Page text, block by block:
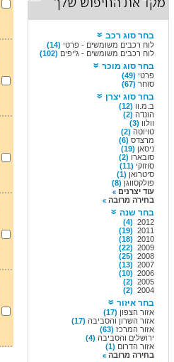
מקד את החיפוש שלך
בחר סוג רכב
לוח רכבים משומשים - פרטי (14)
לוח רכבים משומשים - ג'יפים (102)
בחר סוג מוכר
פרטי (49)
סוחר (67)
בחר סוג יצרן
ב.מ.וו (12)
הונדה (2)
וולוו (3)
טויוטה (2)
מרצדס (6)
ניסאן (19)
סובארו (2)
סוזוקי (11)
סיטרואן (1)
פולקסווגן (8)
עוד יצרנים
בחירה מרובה
בחר שנה
2012
(4)
2011
(19)
2010
(18)
2009
(22)
2008
(25)
2007
(13)
2006
(10)
2005
(2)
2004
(2)
בחר איזור
אזור הצפון (17)
אזור השרון והסביבה (17)
אזור המרכז (63)
ירושלים והסביבה (4)
אזור הדרום (1)
בחירה מרובה